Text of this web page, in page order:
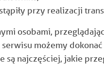
przy realizacji
osobami,
możemy
najczęściej, jakie